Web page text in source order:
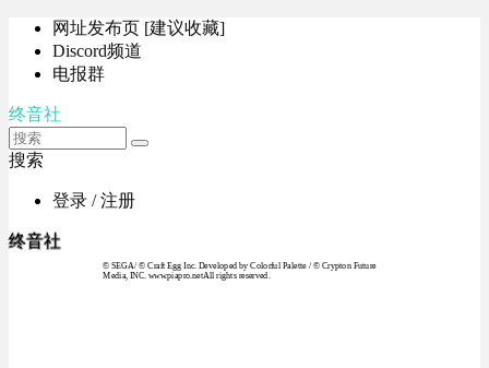
网址发布页 [建议收藏]
Discord频道
电报群
终音社
搜索
登录 / 注册
终音社
© SEGA / © Craft Egg Inc. Developed by Colorful Palette / © Crypton Future
Media, INC. www.piapro.netAll rights reserved.